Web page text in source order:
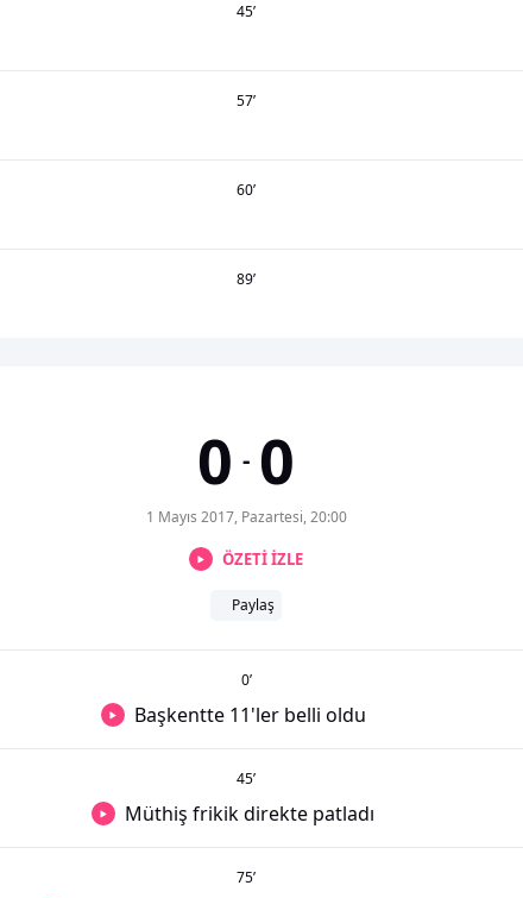
45’
57’
60’
89’
0 - 0
1 Mayıs 2017, Pazartesi, 20:00
ÖZETİ İZLE
Paylaş
0’
Başkentte 11'ler belli oldu
45’
Müthiş frikik direkte patladı
75’